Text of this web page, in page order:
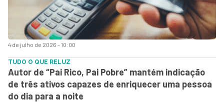
4 de julho de 2026 - 10:00
TUDO O QUE RELUZ
Autor de “Pai Rico, Pai Pobre” mantém indicação
de três ativos capazes de enriquecer uma pessoa
do dia para a noite